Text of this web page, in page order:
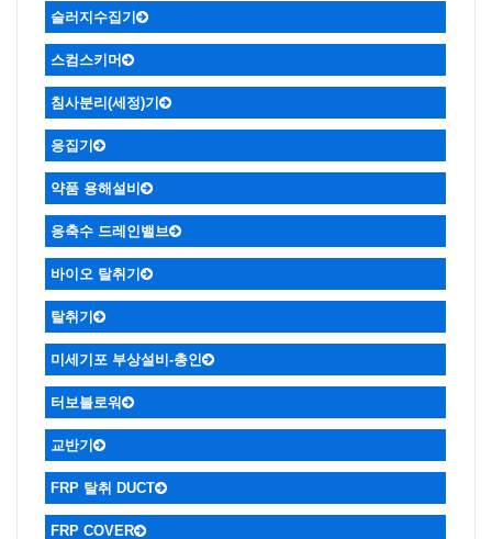
슬러지수집기
ㆍ복열 볼베어링 장착한 비금속체인
플라이트 슬러지 수집기
ㆍ비금속 체인컨베어식
ㆍ원형슬러지
ㆍ싸이폰식
ㆍ미다식
ㆍ수중대차식
스컴스키머
ㆍ디퍼 스컴스키머
ㆍ파이프 스컴스키머
ㆍ헬리컬 스컴스키머
ㆍ가압부상식
침사분리(세정)기
응집기
약품 용해설비
응축수 드레인밸브
바이오 탈취기
탈취기
미세기포 부상설비-총인
터보블로워
교반기
FRP 탈취 DUCT
FRP COVER